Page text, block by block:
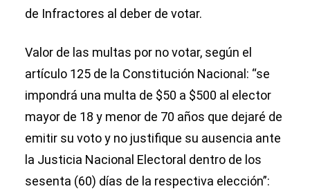
de Infractores al deber de votar.
Valor de las multas por no votar, según el
artículo 125 de la Constitución Nacional: “se
impondrá una multa de $50 a $500 al elector
mayor de 18 y menor de 70 años que dejaré de
emitir su voto y no justifique su ausencia ante
la Justicia Nacional Electoral dentro de los
sesenta (60) días de la respectiva elección”: